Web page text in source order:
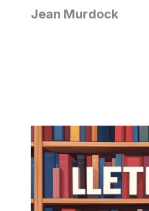
Jean Murdock